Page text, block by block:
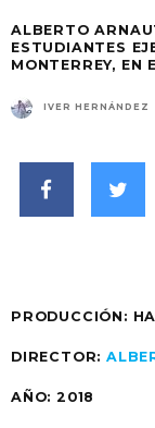
ALBERTO
ESTUDIANTES
MONTERREY, EN
IVER HERNÁNDEZ
PRODUCCIÓN:
DIRECTOR:
AÑO: 2018